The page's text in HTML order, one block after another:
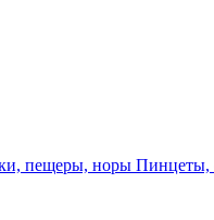
пещеры, норы Пинцеты,